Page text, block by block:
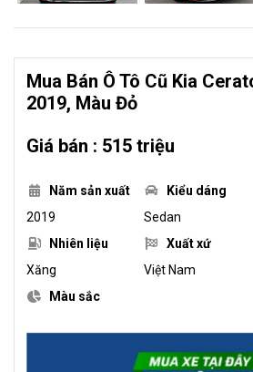
Mua Bán Ô Tô Cũ Kia
2019, Màu Đỏ
Giá bán : 515 triệu
Năm sản xuất
2019
Kiểu dáng
Sedan
Nhiên liệu
Xăng
Xuất xứ
Việt Nam
Màu sắc